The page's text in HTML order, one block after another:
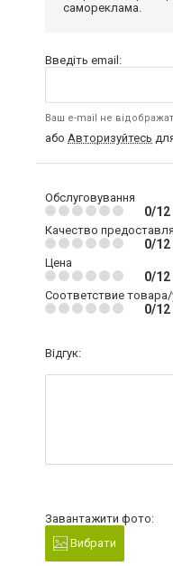
самореклама.
Введіть email:
Ваш e-mail не
або Авторизуйтесь
Обслуговування
0/12
Качество
0/12
Цена
0/12
Соответствие
0/12
Відгук:
Завантажити фото:
Вибрати